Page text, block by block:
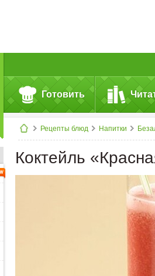
Готовить
Рецепты блюд Напитки
Коктейль